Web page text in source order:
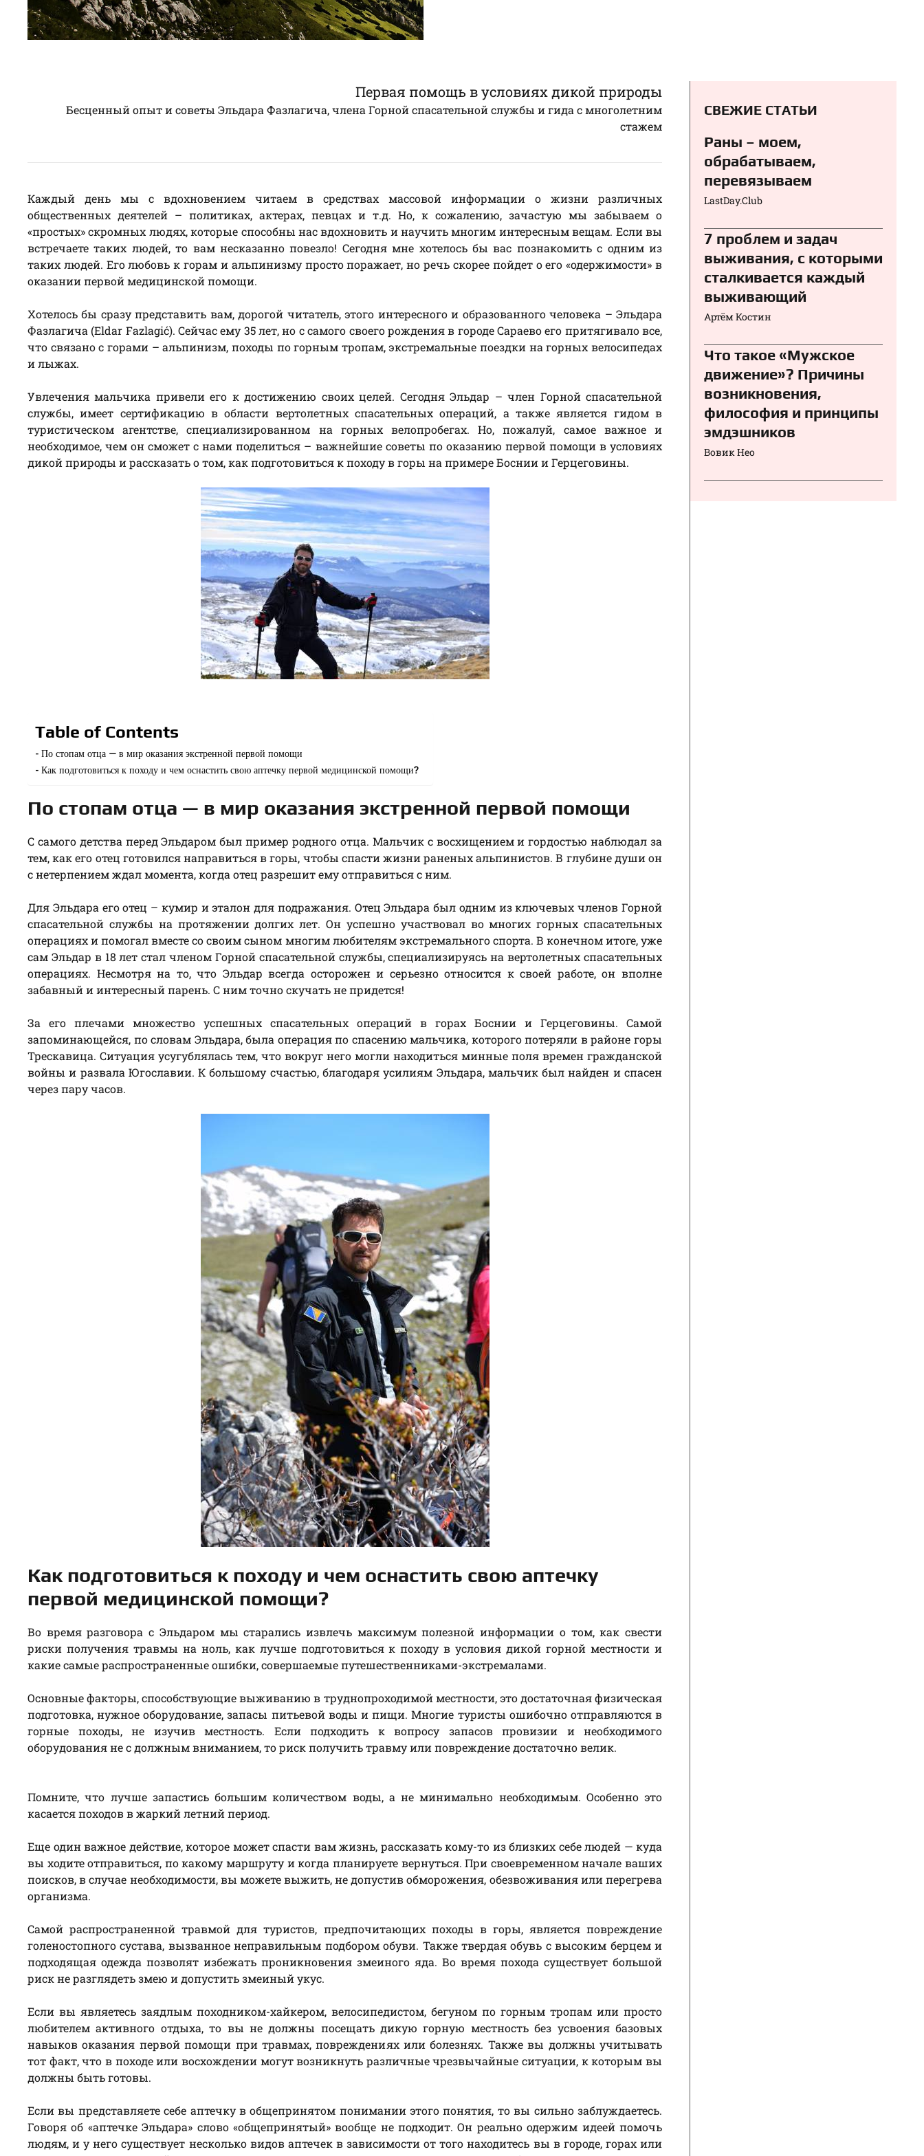
Первая помощь в условиях дикой природы
Бесценный опыт и советы Эльдара Фазлагича, члена Горной спасательной службы и гида с многолетним
стажем
Каждый день мы с вдохновением читаем в средствах массовой информации о жизни различных
общественных деятелей – политиках, актерах, певцах и т.д. Но, к сожалению, зачастую мы забываем о
«простых» скромных людях, которые способны нас вдохновить и научить многим интересным вещам. Если вы
встречаете таких людей, то вам несказанно повезло! Сегодня мне хотелось бы вас познакомить с одним из
таких людей. Его любовь к горам и альпинизму просто поражает, но речь скорее пойдет о его «одержимости» в
оказании первой медицинской помощи.
Хотелось бы сразу представить вам, дорогой читатель, этого интересного и образованного человека – Эльдара
Фазлагича (Eldar Fazlagić). Сейчас ему 35 лет, но с самого своего рождения в городе Сараево его притягивало все,
что связано с горами – альпинизм, походы по горным тропам, экстремальные поездки на горных велосипедах
и лыжах.
Увлечения мальчика привели его к достижению своих целей. Сегодня Эльдар – член Горной спасательной
службы, имеет сертификацию в области вертолетных спасательных операций, а также является гидом в
туристическом агентстве, специализированном на горных велопробегах. Но, пожалуй, самое важное и
необходимое, чем он сможет с нами поделиться – важнейшие советы по оказанию первой помощи в условиях
дикой природы и рассказать о том, как подготовиться к походу в горы на примере Боснии и Герцеговины.
Table of Contents
По стопам отца — в мир оказания экстренной первой помощи
Как подготовиться к походу и чем оснастить свою аптечку первой медицинской помощи?
По стопам отца — в мир оказания экстренной первой помощи
С самого детства перед Эльдаром был пример родного отца. Мальчик с восхищением и гордостью наблюдал за
тем, как его отец готовился направиться в горы, чтобы спасти жизни раненых альпинистов. В глубине души он
с нетерпением ждал момента, когда отец разрешит ему отправиться с ним.
Для Эльдара его отец – кумир и эталон для подражания. Отец Эльдара был одним из ключевых членов Горной
спасательной службы на протяжении долгих лет. Он успешно участвовал во многих горных спасательных
операциях и помогал вместе со своим сыном многим любителям экстремального спорта. В конечном итоге, уже
сам Эльдар в 18 лет стал членом Горной спасательной службы, специализируясь на вертолетных спасательных
операциях. Несмотря на то, что Эльдар всегда осторожен и серьезно относится к своей работе, он вполне
забавный и интересный парень. С ним точно скучать не придется!
За его плечами множество успешных спасательных операций в горах Боснии и Герцеговины. Самой
запоминающейся, по словам Эльдара, была операция по спасению мальчика, которого потеряли в районе горы
Трескавица. Ситуация усугублялась тем, что вокруг него могли находиться минные поля времен гражданской
войны и развала Югославии. К большому счастью, благодаря усилиям Эльдара, мальчик был найден и спасен
через пару часов.
Как подготовиться к походу и чем оснастить свою аптечку
первой медицинской помощи?
Во время разговора с Эльдаром мы старались извлечь максимум полезной информации о том, как свести
риски получения травмы на ноль, как лучше подготовиться к походу в условия дикой горной местности и
какие самые распространенные ошибки, совершаемые путешественниками-экстремалами.
Основные факторы, способствующие выживанию в труднопроходимой местности, это достаточная физическая
подготовка, нужное оборудование, запасы питьевой воды и пищи. Многие туристы ошибочно отправляются в
горные походы, не изучив местность. Если подходить к вопросу запасов провизии и необходимого
оборудования не с должным вниманием, то риск получить травму или повреждение достаточно велик.
Помните, что лучше запастись большим количеством воды, а не минимально необходимым. Особенно это
касается походов в жаркий летний период.
Еще один важное действие, которое может спасти вам жизнь, рассказать кому-то из близких себе людей — куда
вы ходите отправиться, по какому маршруту и когда планируете вернуться. При своевременном начале ваших
поисков, в случае необходимости, вы можете выжить, не допустив обморожения, обезвоживания или перегрева
организма.
Самой распространенной травмой для туристов, предпочитающих походы в горы, является повреждение
голеностопного сустава, вызванное неправильным подбором обуви. Также твердая обувь с высоким берцем и
подходящая одежда позволят избежать проникновения змеиного яда. Во время похода существует большой
риск не разглядеть змею и допустить змеиный укус.
Если вы являетесь заядлым походником-хайкером, велосипедистом, бегуном по горным тропам или просто
любителем активного отдыха, то вы не должны посещать дикую горную местность без усвоения базовых
навыков оказания первой помощи при травмах, повреждениях или болезнях. Также вы должны учитывать
тот факт, что в походе или восхождении могут возникнуть различные чрезвычайные ситуации, к которым вы
должны быть готовы.
Если вы представляете себе аптечку в общепринятом понимании этого понятия, то вы сильно заблуждаетесь.
Говоря об «аптечке Эльдара» слово «общепринятый» вообще не подходит. Он реально одержим идеей помочь
людям, и у него существует несколько видов аптечек в зависимости от того находитесь вы в городе, горах или
СВЕЖИЕ СТАТЬИ
Раны – моем,
обрабатываем,
перевязываем⁠⁠
LastDay.Club
7 проблем и задач
выживания, с которыми
сталкивается каждый
выживающий
Артём Костин
Что такое «Мужское
движение»? Причины
возникновения,
философия и принципы
эмдэшников
Вовик Нео